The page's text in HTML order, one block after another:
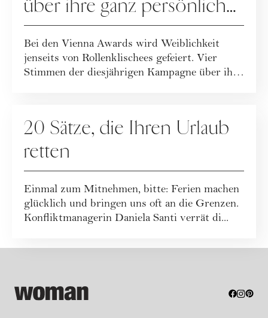
über ihre ganz persönliche
Definition
Bei den Vienna Awards wird Weiblichkeit
jenseits von Rollenklischees gefeiert. Vier
Stimmen der diesjährigen Kampagne über ihre
20 Sätze, die Ihren Urlaub
retten
Einmal zum Mitnehmen, bitte: Ferien machen
glücklich und bringen uns oft an die Grenzen.
Konfliktmanagerin Daniela Santi verrät di...